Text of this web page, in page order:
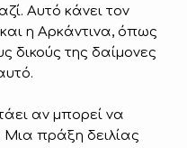
Αυτό κάνει τον
η Αρκάντινα, όπως
δικούς της δαίμονες
αν μπορεί να
Μια πράξη δειλίας